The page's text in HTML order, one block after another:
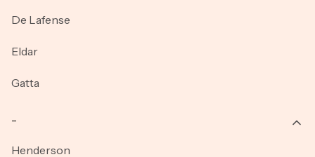
De Lafense
Eldar
Gatta
Henderson